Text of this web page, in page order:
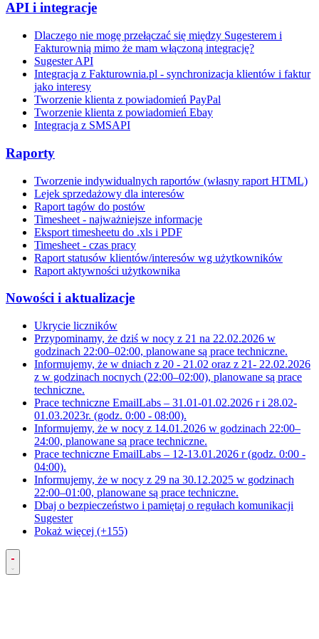
API i integracje
Dlaczego nie mogę przełączać się między Sugesterem i
Fakturownią mimo że mam włączoną integrację?
Sugester API
Integracja z Fakturownia.pl - synchronizacja klientów i faktur
jako interesy
Tworzenie klienta z powiadomień PayPal
Tworzenie klienta z powiadomień Ebay
Integracja z SMSAPI
Raporty
Tworzenie indywidualnych raportów (własny raport HTML)
Lejek sprzedażowy dla interesów
Raport tagów do postów
Timesheet - najważniejsze informacje
Eksport timesheetu do .xls i PDF
Timesheet - czas pracy
Raport statusów klientów/interesów wg użytkowników
Raport aktywności użytkownika
Nowości i aktualizacje
Ukrycie liczników
Przypominamy, że dziś w nocy z 21 na 22.02.2026 w
godzinach 22:00–02:00, planowane są prace techniczne.
Informujemy, że w dniach z 20 - 21.02 oraz z 21- 22.02.2026
z w godzinach nocnych (22:00–02:00), planowane są prace
techniczne.
Prace techniczne EmailLabs – 31.01-01.02.2026 r i 28.02-
01.03.2023r. (godz. 0:00 - 08:00).
Informujemy, że w nocy z 14.01.2026 w godzinach 22:00–
24:00, planowane są prace techniczne.
Prace techniczne EmailLabs – 12-13.01.2026 r (godz. 0:00 -
04:00).
Informujemy, że w nocy z 29 na 30.12.2025 w godzinach
22:00–01:00, planowane są prace techniczne.
Dbaj o bezpieczeństwo i pamiętaj o regułach komunikacji
Sugester
Pokaż więcej (+155)